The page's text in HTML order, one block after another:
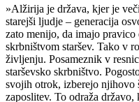
»Alžirija je država, kjer je
starejši ljudje – generacija
zato menijo, da imajo
skrbništvom staršev. Tako v
življenju. Posameznik v
starševsko skrbništvo.
svojih otrok, izberejo njihovo
zaposlitev. To odraža